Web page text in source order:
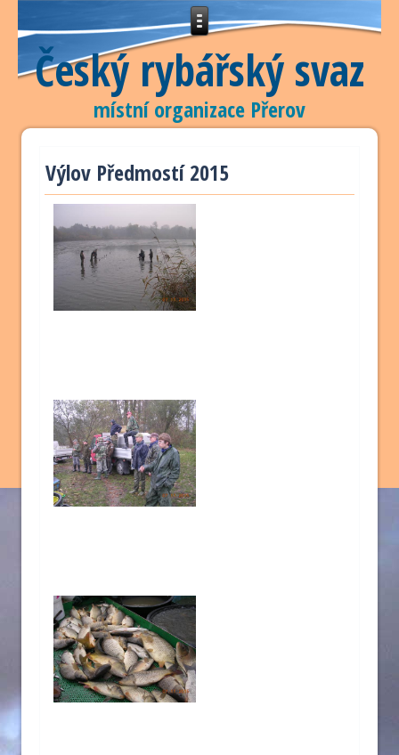
Český rybářský svaz
místní organizace Přerov
Výlov Předmostí 2015